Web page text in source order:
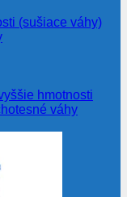
(sušiace váhy)
hmotnosti
váhy